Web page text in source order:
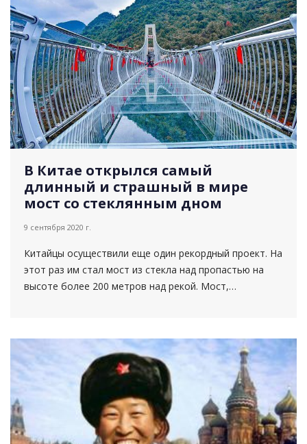
В Китае открылся самый
длинный и страшный в мире
мост со стеклянным дном
9 сентября 2020 г.
Китайцы осуществили еще один рекордный проект. На
этот раз им стал мост из стекла над пропастью на
высоте более 200 метров над рекой. Мост,